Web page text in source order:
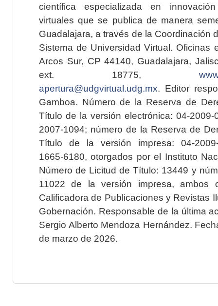
científica especializada en
virtuales que se publica de manera
Guadalajara, a través de la Coordinación
Sistema de Universidad Virtual. Oficinas
Arcos Sur, CP 44140, Guadalajara,
ext. 18775,
apertura@udgvirtual.udg.mx. Editor
Gamboa. Número de la Reserva de
Título de la versión electrónica: 04-2009-
2007-1094; número de la Reserva de
Título de la versión impresa: 04-2009-
1665-6180, otorgados por el Instituto
Número de Licitud de Título: 13449 y
11022 de la versión impresa, ambos
Calificadora de Publicaciones y Revistas
Gobernación. Responsable de la última
Sergio Alberto Mendoza Hernández.
de marzo de 2026.